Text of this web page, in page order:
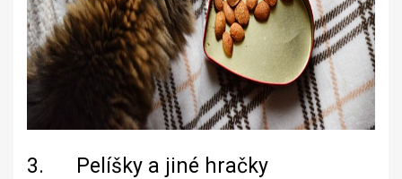
3. Pelíšky a jiné hračky